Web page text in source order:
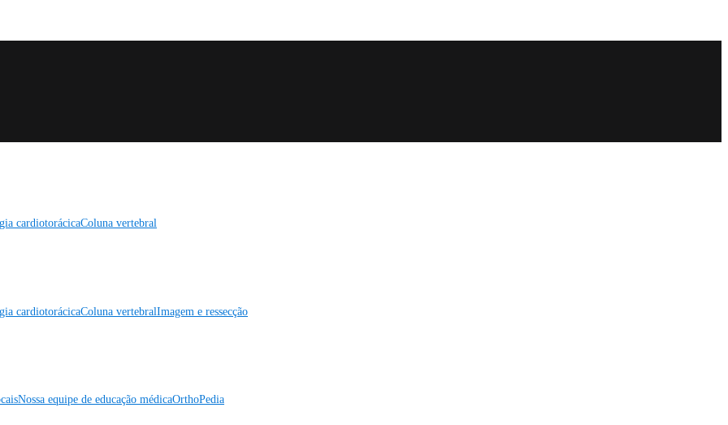
cardiotorácicaColuna vertebral
cardiotorácicaColuna vertebralImagem e ressecção
Nossa equipe de educação médicaOrthoPedia